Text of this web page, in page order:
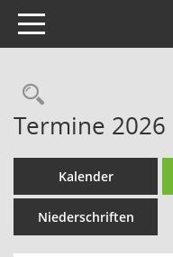
Toggle navigation
Termine 2026
Kalender
Niederschriften